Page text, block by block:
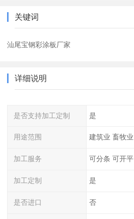
关键词
汕尾宝钢彩涂板厂家
详细说明
是否支持加工定制 是
用途范围 建筑业 畜牧业
加工服务 可分条 可开平
加工定制 是
是否进口 否